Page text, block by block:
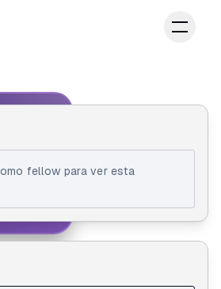
Suarez
fellow para ver esta